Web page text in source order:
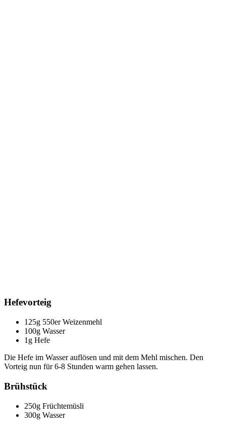
Hefevorteig
125g 550er Weizenmehl
100g Wasser
1g Hefe
Die Hefe im Wasser auflösen und mit dem Mehl mischen. Den
Vorteig nun für 6-8 Stunden warm gehen lassen.
Brühstück
250g Früchtemüsli
300g Wasser